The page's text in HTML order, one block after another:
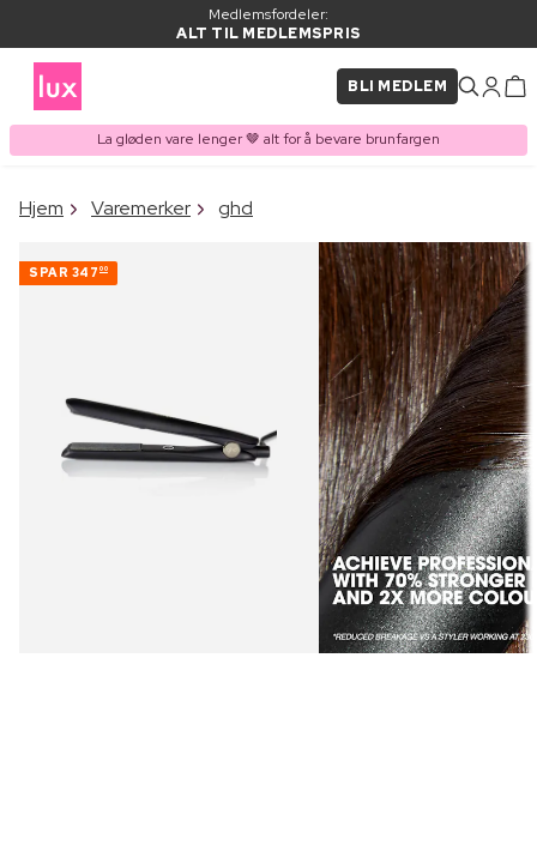
Medlemsfordeler:
ALT TIL MEDLEMSPRIS
BLI MEDLEM
La gløden vare lenger 🤎 alt for å bevare brunfargen
VARE LAGT I
Kjøpes ofte sammen med
Hjem Varemerker ghd
SPAR 347 00